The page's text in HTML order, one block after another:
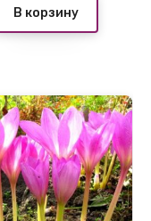
В корзину